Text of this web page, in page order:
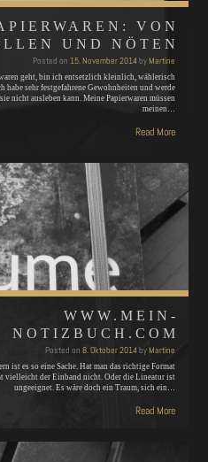
VON
UND NÖTEN
Posted on 15. November 2014byMartine
geht, bin ich entsetzlich kleinlich, wählerisch
habe sehr festgefahrene Gewohnheiten und werde
nicht ausleben kann. Meine Papierwaren müssen
meinen…
Read More
WWW.MEIN-
NOTIZBUCH.COM
Posted on 8. Oktober 2014byMartine
ist es so eine Sache. Hat man das richtige Format
vielleicht der Einband nicht. Oder die Lineatur ist
ungeeignet. Es wäre doch ein Traum, sich ein…
Read More